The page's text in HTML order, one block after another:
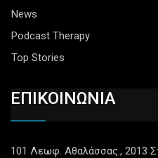
News
Podcast Therapy
Top Stories
ΕΠΙΚΟΙΝΩΝΙΑ
101 Λεωφ. Αθαλάσσας., 2013